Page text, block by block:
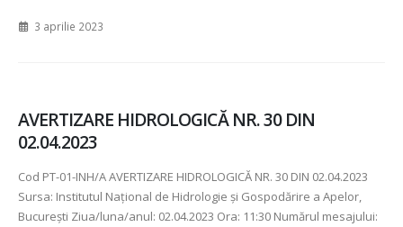
3 aprilie 2023
AVERTIZARE HIDROLOGICĂ NR. 30 DIN
02.04.2023
Cod PT-01-INH/A AVERTIZARE HIDROLOGICĂ NR. 30 DIN 02.04.2023
Sursa: Institutul Național de Hidrologie și Gospodărire a Apelor,
București Ziua/luna/anul: 02.04.2023 Ora: 11:30 Numărul mesajului: